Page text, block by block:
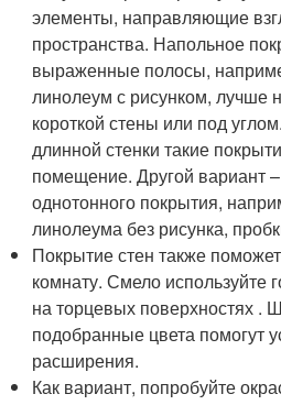
элементы, направляющие
пространства. Напольное
выраженные полосы,
линолеум с рисунком, лучше
короткой стены или под
длинной стенки такие
помещение. Другой вариант
однотонного покрытия,
линолеума без рисунка,
Покрытие стен также
комнату. Смело используйте
на торцевых поверхностях .
подобранные цвета помогут
расширения.
Как вариант, попробуйте